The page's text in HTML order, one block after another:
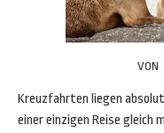
VON
Kreuzfahrten liegen
einer einzigen Reise gleich